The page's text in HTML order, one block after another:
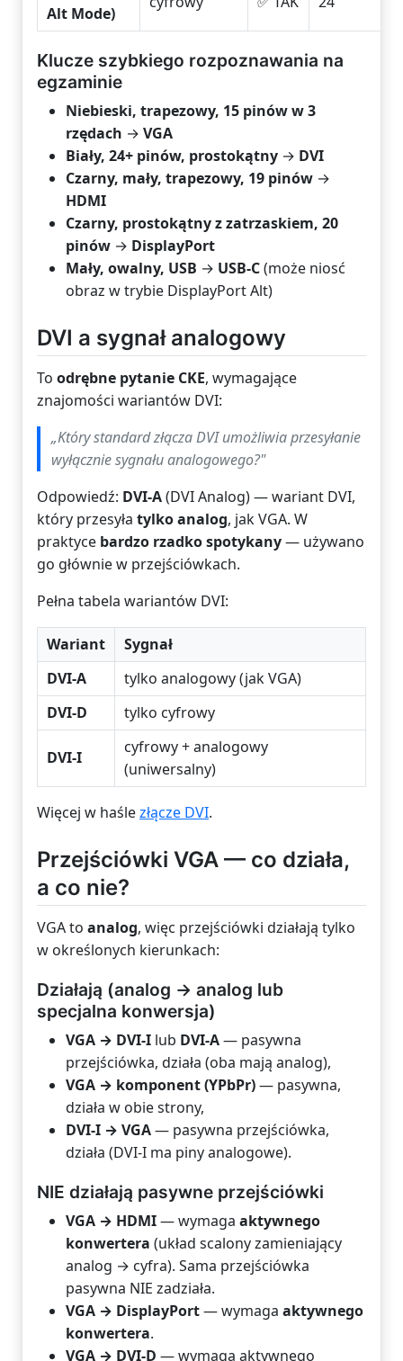
Alt Mode)
Klucze szybkiego rozpoznawania na
egzaminie
Niebieski, trapezowy, 15 pinów w 3
rzędach → VGA
Biały, 24+ pinów, prostokątny → DVI
Czarny, mały, trapezowy, 19 pinów →
HDMI
Czarny, prostokątny z zatrzaskiem, 20
pinów → DisplayPort
Mały, owalny, USB → USB-C(może niosć
obraz w trybie DisplayPort Alt)
DVI a sygnał analogowy
To odrębne pytanie CKE, wymagające
znajomości wariantów DVI:
„Który standard złącza DVI umożliwia przesyłanie
wyłącznie sygnału analogowego?"
Odpowiedź: DVI-A(DVI Analog) — wariant DVI,
który przesyła tylko analog, jak VGA. W
praktyce bardzo rzadko spotykany— używano
go głównie w przejściówkach.
Pełna tabela wariantów DVI:
Wariant
Sygnał
DVI-A
tylko analogowy (jak VGA)
DVI-D
tylko cyfrowy
DVI-I
cyfrowy + analogowy
(uniwersalny)
Więcej w haślezłącze DVI.
Przejściówki VGA — co działa,
a co nie?
VGA to analog, więc przejściówki działają tylko
w określonych kierunkach:
Działają (analog → analog lub
specjalna konwersja)
VGA → DVI-I lub DVI-A— pasywna
przejściówka, działa (oba mają analog),
VGA → komponent (YPbPr)— pasywna,
działa w obie strony,
DVI-I → VGA— pasywna przejściówka,
działa (DVI-I ma piny analogowe).
NIE działają pasywne przejściówki
VGA → HDMI— wymaga aktywnego
konwertera (układ scalony zamieniający
analog → cyfra). Sama przejściówka
pasywna NIE zadziała.
VGA → DisplayPort— wymaga aktywnego
konwertera.
VGA → DVI-D — wymaga aktywnego